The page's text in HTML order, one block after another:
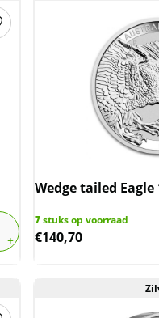
Wedge tailed Eagle
7stuks op voorraad
€140,70